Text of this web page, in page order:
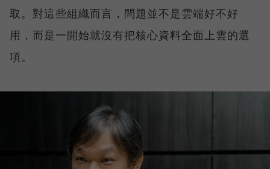
取。對這些組織而言，問題並不是雲端好不好
用，而是一開始就沒有把核心資料全面上雲的選
項。